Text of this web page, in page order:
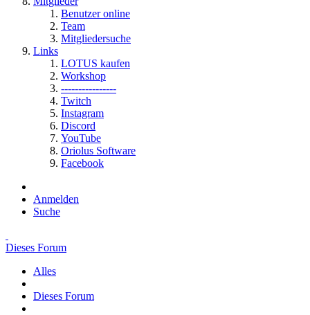
Benutzer online
Team
Mitgliedersuche
Links
LOTUS kaufen
Workshop
----------------
Twitch
Instagram
Discord
YouTube
Oriolus Software
Facebook
Anmelden
Suche
Dieses Forum
Alles
Dieses Forum